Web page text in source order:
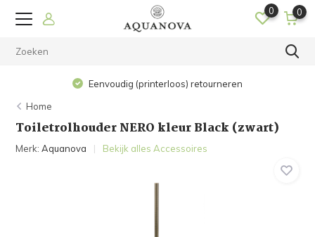
0 0
Eenvoudig (printerloos) retourneren
Home
Toiletrolhouder NERO kleur Black (zwart)
Merk:Aquanova Bekijk alles Accessoires